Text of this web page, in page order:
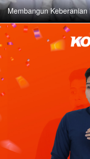
Membangun